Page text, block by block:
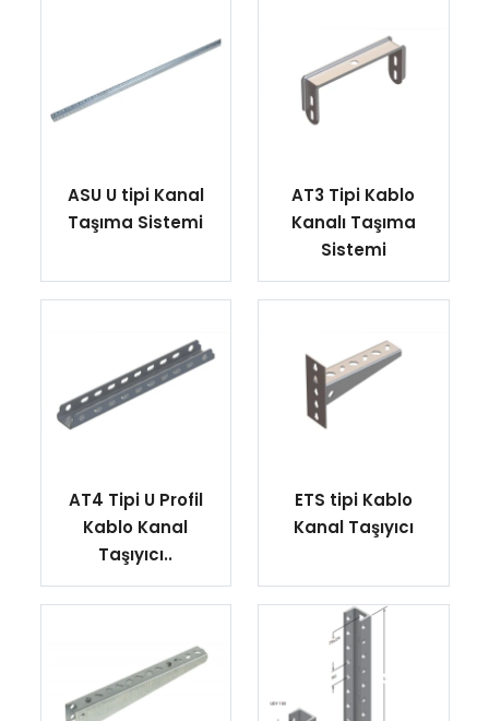
ASU U tipi Kanal
Taşıma Sistemi
AT3 Tipi Kablo
Kanalı Taşıma
Sistemi
AT4 Tipi U Profil
Kablo Kanal
Taşıyıcı..
ETS tipi Kablo
Kanal Taşıyıcı